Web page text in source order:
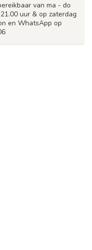
van ma - do
uur & op zaterdag
en WhatsApp op